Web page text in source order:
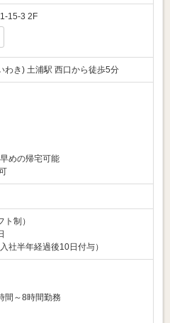
15-3 2F
わき) 土浦駅 西口から徒歩5分
めの帰宅可能
制）
社半年経過後10日付与）
間～8時間勤務